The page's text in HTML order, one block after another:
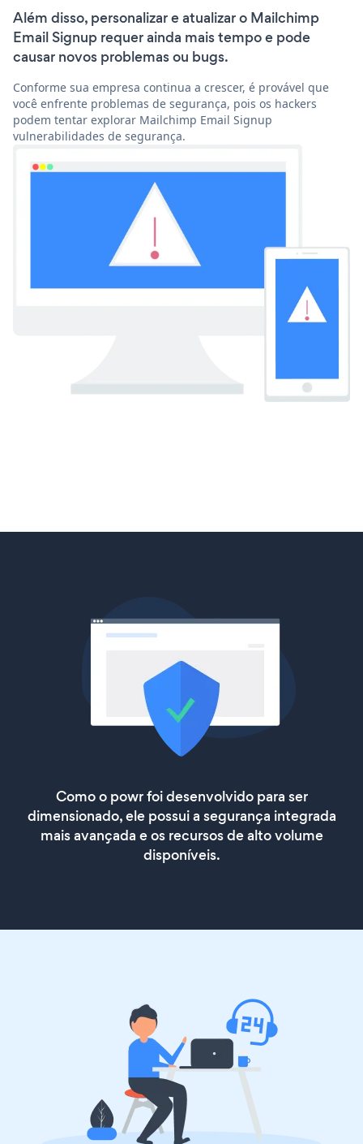
Além disso, personalizar e atualizar o Mailchimp
Email Signup requer ainda mais tempo e pode
causar novos problemas ou bugs.
Conforme sua empresa continua a crescer, é provável que
você enfrente problemas de segurança, pois os hackers
podem tentar explorar Mailchimp Email Signup
vulnerabilidades de segurança.
Como o powr foi desenvolvido para ser
dimensionado, ele possui a segurança integrada
mais avançada e os recursos de alto volume
disponíveis.